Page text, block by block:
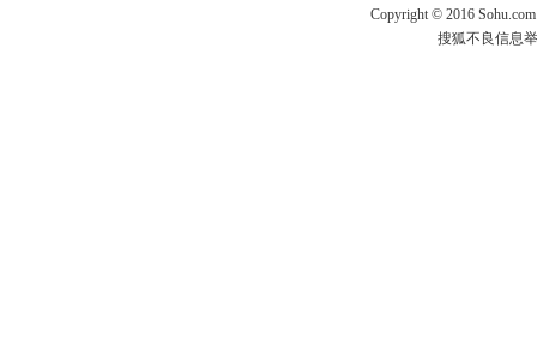
Copyright © 2016
搜狐不良信息